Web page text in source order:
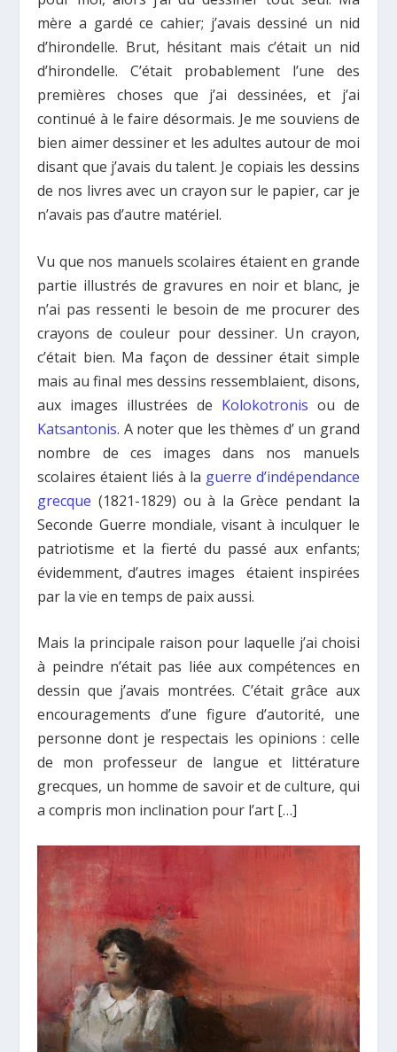
mère a gardé ce cahier; j’avais dessiné un nid
d’hirondelle. Brut, hésitant mais c’était un nid
d’hirondelle. C’était probablement l’une des
premières choses que j’ai dessinées, et j’ai
continué à le faire désormais. Je me souviens de
bien aimer dessiner et les adultes autour de moi
disant que j’avais du talent. Je copiais les dessins
de nos livres avec un crayon sur le papier, car je
n’avais pas d’autre matériel.
Vu que nos manuels scolaires étaient en grande
partie illustrés de gravures en noir et blanc, je
n’ai pas ressenti le besoin de me procurer des
crayons de couleur pour dessiner. Un crayon,
c’était bien. Ma façon de dessiner était simple
mais au final mes dessins ressemblaient, disons,
aux images illustrées de Kolokotronis ou de
Katsantonis. A noter que les thèmes d’ un grand
nombre de ces images dans nos manuels
scolaires étaient liés à la guerre d’indépendance
grecque (1821-1829) ou à la Grèce pendant la
Seconde Guerre mondiale, visant à inculquer le
patriotisme et la fierté du passé aux enfants;
évidemment, d’autres images étaient inspirées
par la vie en temps de paix aussi.
Mais la principale raison pour laquelle j’ai choisi
à peindre n’était pas liée aux compétences en
dessin que j’avais montrées. C’était grâce aux
encouragements d’une figure d’autorité, une
personne dont je respectais les opinions : celle
de mon professeur de langue et littérature
grecques, un homme de savoir et de culture, qui
a compris mon inclination pour l’art […]